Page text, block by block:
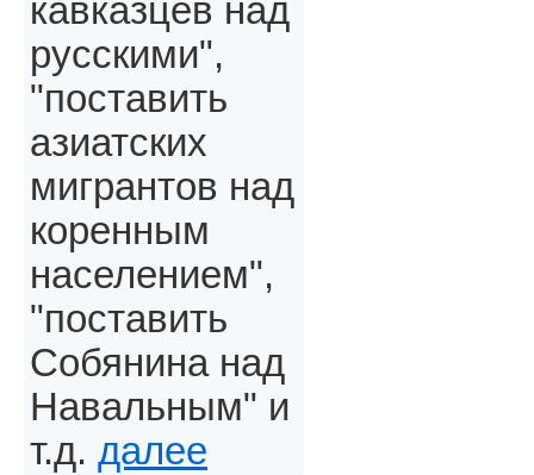
кавказцев над
русскими",
"поставить
азиатских
мигрантов над
коренным
населением",
"поставить
Собянина над
Навальным" и
т.д. далее